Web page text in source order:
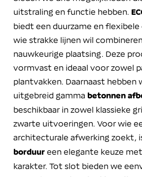
uitstraling en functie hebben.
biedt een duurzame en
wie strakke lijnen wil
nauwkeurige plaatsing. Deze
vormvast en ideaal voor zowel
plantvakken. Daarnaast hebben
uitgebreid gamma betonnen
beschikbaar in zowel klassieke
zwarte uitvoeringen. Voor wie
architecturale afwerking zoekt,
borduur een elegante keuze
karakter. Tot slot bieden we